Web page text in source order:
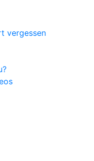
vergessen